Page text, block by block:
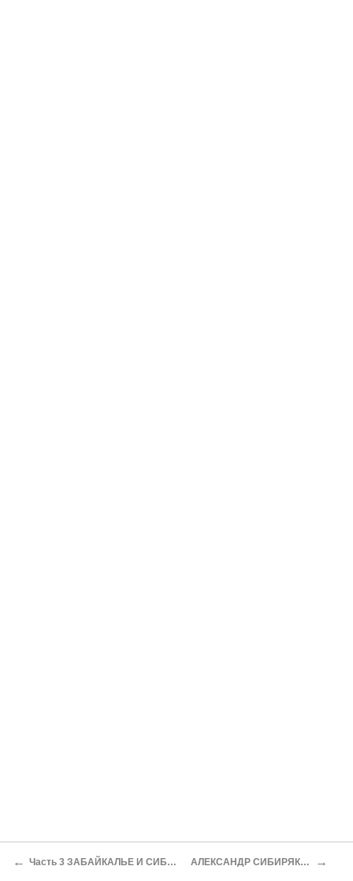
← Часть 3 ЗАБАЙКАЛЬЕ И СИБИРЬ АЛЕКСАНДР СИБИРЯКОВ →